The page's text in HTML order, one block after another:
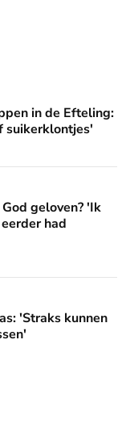
'Een beker
in de Efteling:
suikerklontjes'
'Ik voelde iets wat
geloven? 'Ik
had
we niet meer
'Straks kunnen